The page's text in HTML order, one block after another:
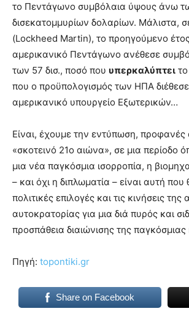
το Πεντάγωνο συμβόλαια ύψους άνω
δισεκατομμυρίων δολαρίων. Μάλιστα,
(Lockheed Martin), το προηγούμενο
αμερικανικό Πεντάγωνο ανέθεσε
των 57 δισ., ποσό που υπερκαλύπτει
που ο προϋπολογισμός των ΗΠΑ
αμερικανικό υπουργείο Εξωτερικών…
Είναι, έχουμε την εντύπωση, προφανές
«σκοτεινό 21ο αιώνα», σε μια περίοδο
μια νέα παγκόσμια ισορροπία, η
– και όχι η διπλωματία – είναι αυτή που
πολιτικές επιλογές και τις κινήσεις της
αυτοκρατορίας για μια διά πυρός και
προσπάθεια διαιώνισης της παγκόσμιας
Πηγή: topontiki.gr
Share on Facebook